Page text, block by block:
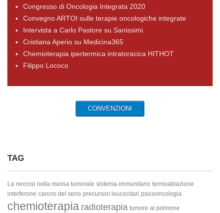
Congresso di Oncologia Integrata 2020
Convegno ARTOI sulle terapie oncologiche integrate
Intervista a Carlo Pastore su Sanissimi
Cristiana Aperio su Medicina365
Chemioterapia ipertermica intratoracica HITHOT
Filippo Lococo
CONVENZIONI
TAG
La necrosi nella massa tumorale sistema-immunitario termoablazione
interferone cancro del seno precursori leucocitari psicooncologia
chemioterapia radioterapia tumore al polmone